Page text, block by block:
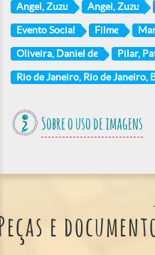
Angel, Zuzu Angel, Zuzu
Evento Social Filme
Oliveira, Daniel de Pilar,
Rio de Janeiro, Rio de Janeiro,
Sobre o uso de imagens
e